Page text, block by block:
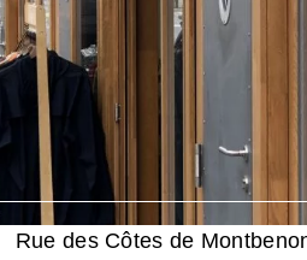
Rue des Côtes de